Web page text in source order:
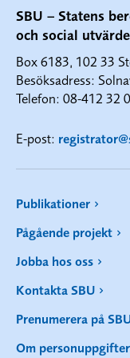
SBU – Statens
och social
Box 6183, 102 33
Besöksadress:
Telefon: 08-412 32
E-post:
Publikationer
Pågående projekt
Jobba hos oss
Kontakta SBU
Prenumerera på
Om personuppgifter